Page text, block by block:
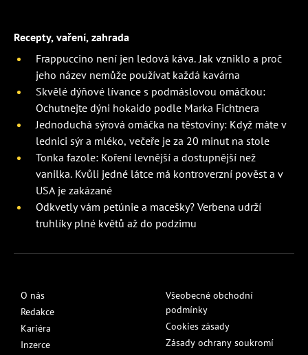
Recepty, vaření, zahrada
Frappuccino není jen ledová káva. Jak vzniklo a proč
jeho název nemůže používat každá kavárna
Skvělé dýňové lívance s podmáslovou omáčkou:
Ochutnejte dýni hokaido podle Marka Fichtnera
Jednoduchá sýrová omáčka na těstoviny: Když máte v
lednici sýr a mléko, večeře je za 20 minut na stole
Tonka fazole: Koření levnější a dostupnější než
vanilka. Kvůli jedné látce má kontroverzní pověst a v
USA je zakázané
Odkvetly vám petúnie a macešky? Verbena udrží
truhlíky plné květů až do podzimu
O nás
Redakce
Kariéra
Inzerce
Všeobecné obchodní
podmínky
Cookies zásady
Zásady ochrany soukromí